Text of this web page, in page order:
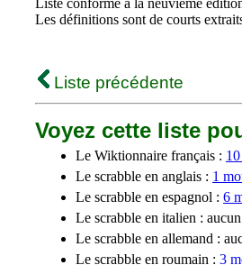
Liste conforme à la neuvième
Les définitions sont de courts
Liste précédente
Voyez cette liste
Le Wiktionnaire français :
Le scrabble en anglais : 1
Le scrabble en espagnol : 6
Le scrabble en italien :
Le scrabble en allemand :
Le scrabble en roumain : 3